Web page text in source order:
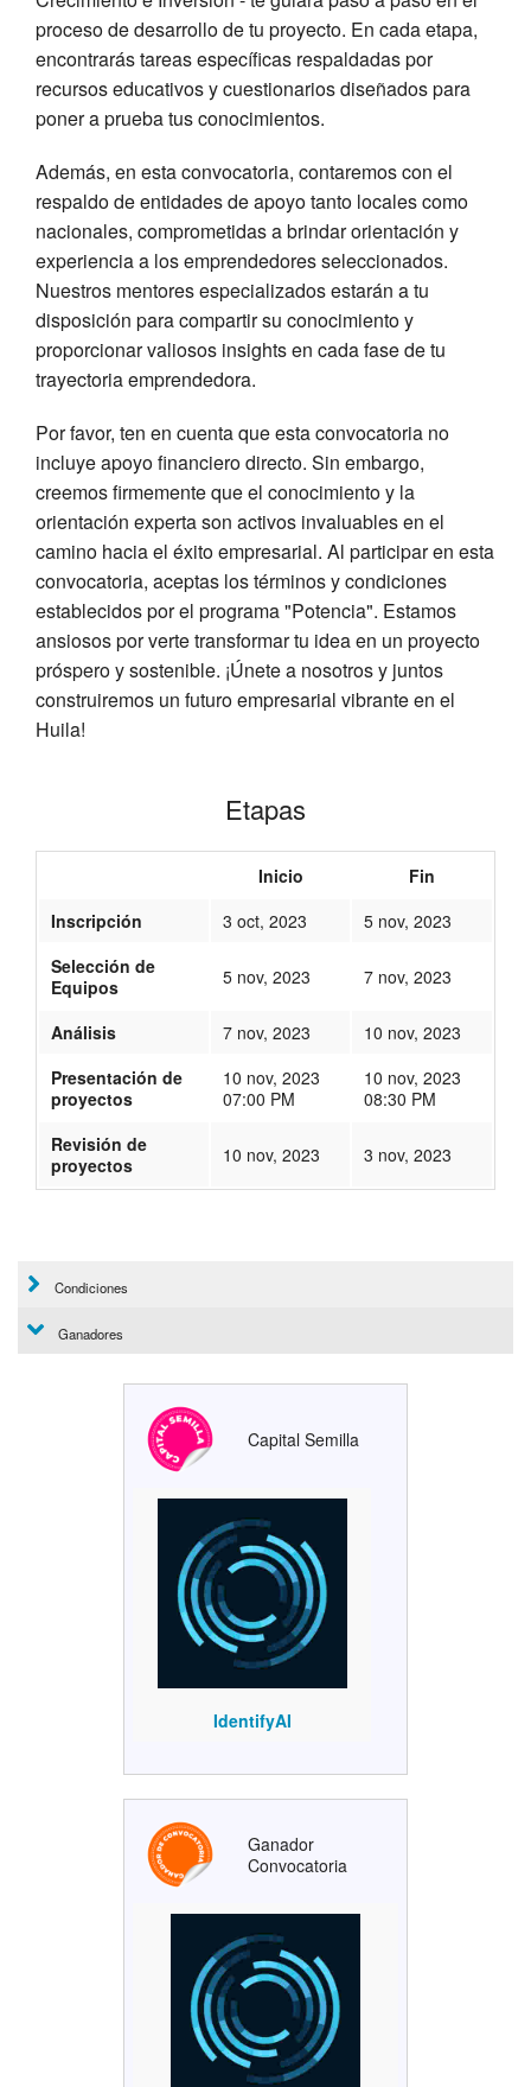
proceso de desarrollo de tu proyecto. En cada etapa,
encontrarás tareas específicas respaldadas por
recursos educativos y cuestionarios diseñados para
poner a prueba tus conocimientos.
Además, en esta convocatoria, contaremos con el
respaldo de entidades de apoyo tanto locales como
nacionales, comprometidas a brindar orientación y
experiencia a los emprendedores seleccionados.
Nuestros mentores especializados estarán a tu
disposición para compartir su conocimiento y
proporcionar valiosos insights en cada fase de tu
trayectoria emprendedora.
Por favor, ten en cuenta que esta convocatoria no
incluye apoyo financiero directo. Sin embargo,
creemos firmemente que el conocimiento y la
orientación experta son activos invaluables en el
camino hacia el éxito empresarial. Al participar en esta
convocatoria, aceptas los términos y condiciones
establecidos por el programa "Potencia". Estamos
ansiosos por verte transformar tu idea en un proyecto
próspero y sostenible. ¡Únete a nosotros y juntos
construiremos un futuro empresarial vibrante en el
Huila!
Etapas
Inicio
Fin
Inscripción
3 oct, 2023
5 nov, 2023
Selección de
Equipos
5 nov, 2023 7 nov, 2023
Análisis 7 nov, 2023
10 nov, 2023
Presentación de
proyectos
10 nov, 2023
07:00 PM
10 nov, 2023
08:30 PM
Revisión de
proyectos
10 nov, 2023 3 nov, 2023
Condiciones
Ganadores
Capital Semilla
IdentifyAI
Ganador
Convocatoria